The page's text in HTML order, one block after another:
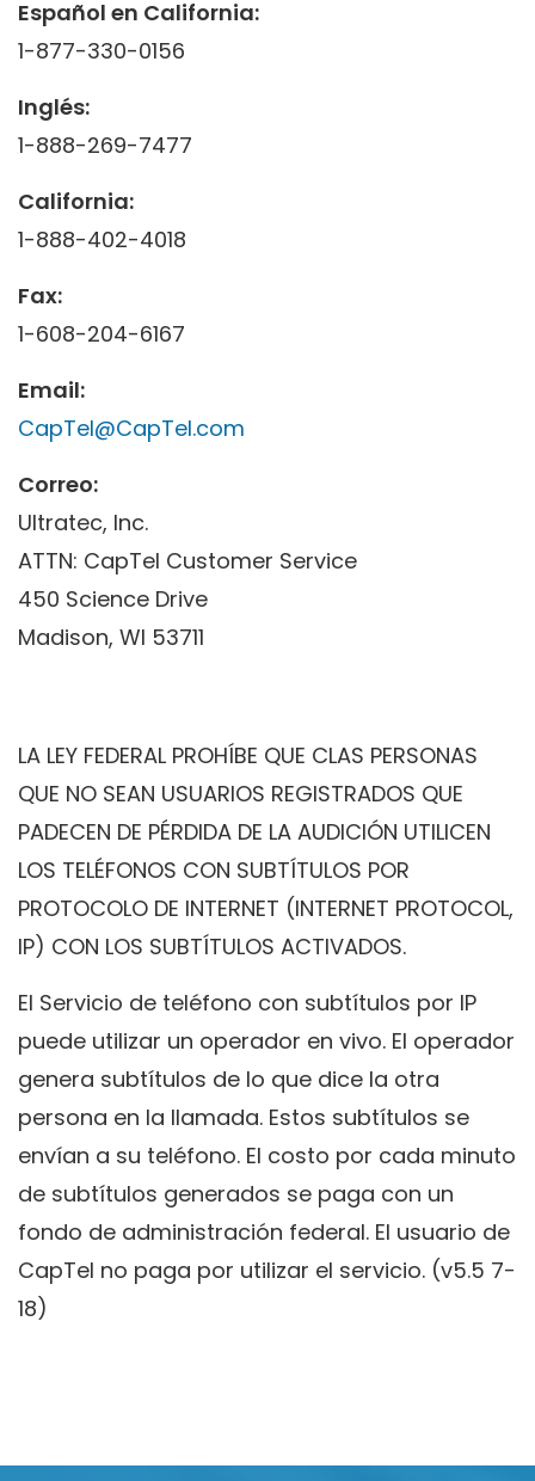
Español en California:
1-877-330-0156
Inglés:
1-888-269-7477
California:
1-888-402-4018
Fax:
1-608-204-6167
Email:
CapTel@CapTel.com
Correo:
Ultratec, Inc.
ATTN: CapTel Customer Service
450 Science Drive
Madison, WI 53711
LA LEY FEDERAL PROHÍBE QUE CLAS PERSONAS
QUE NO SEAN USUARIOS REGISTRADOS QUE
PADECEN DE PÉRDIDA DE LA AUDICIÓN UTILICEN
LOS TELÉFONOS CON SUBTÍTULOS POR
PROTOCOLO DE INTERNET (INTERNET PROTOCOL,
IP) CON LOS SUBTÍTULOS ACTIVADOS.
El Servicio de teléfono con subtítulos por IP
puede utilizar un operador en vivo. El operador
genera subtítulos de lo que dice la otra
persona en la llamada. Estos subtítulos se
envían a su teléfono. El costo por cada minuto
de subtítulos generados se paga con un
fondo de administración federal. El usuario de
CapTel no paga por utilizar el servicio. (v5.5 7-
18)